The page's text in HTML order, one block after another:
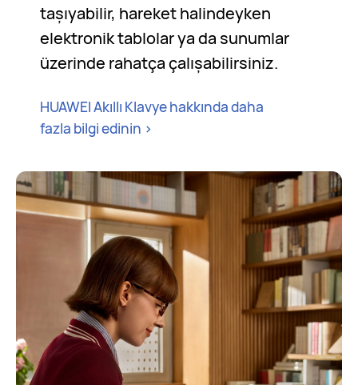
taşıyabilir, hareket halindeyken
elektronik tablolar ya da sunumlar
üzerinde rahatça çalışabilirsiniz.
HUAWEI Akıllı Klavye hakkında daha
fazla bilgi edinin >